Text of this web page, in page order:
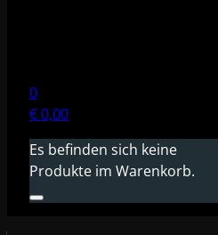
0
€0,00
Es befinden sich keine
Produkte im Warenkorb.